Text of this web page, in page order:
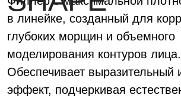
глубоких морщин и объемного
моделирования контуров лица.
Обеспечивает выразительный и стойкий
эффект, подчеркивая естественную
красоту.